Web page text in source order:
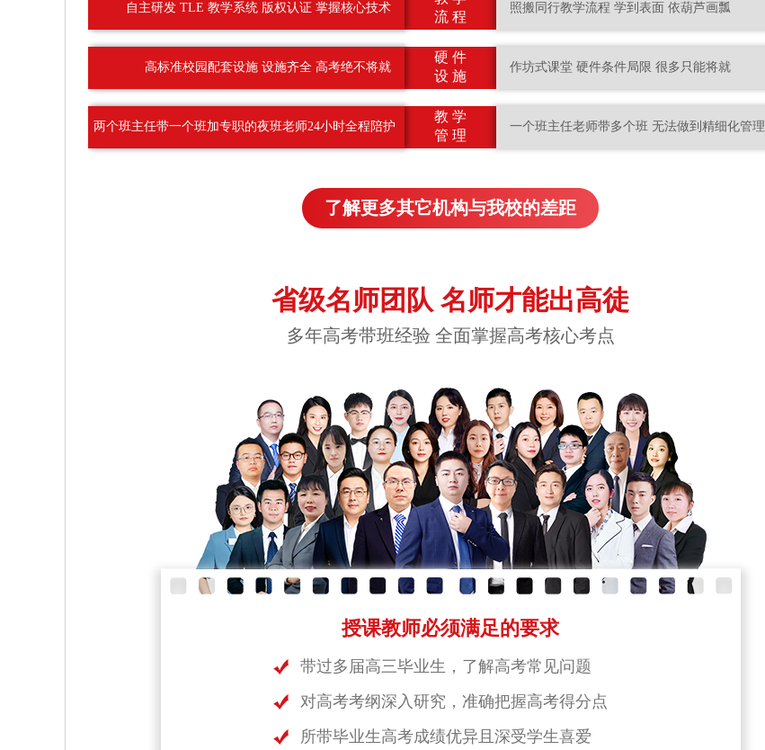
自主研发 TLE 教学系统 版权认证 掌握核心技术
高标准校园配套设施 设施齐全 高考绝不将就
两个班主任带一个班加专职的夜班老师24小时全程陪护
流 程
硬 件
设 施
教 学
管 理
照搬同行教学流程 学到表面 依葫芦画瓢
作坊式课堂 硬件条件局限 很多只能将就
一个班主任老师带多个班 无法做到精细化管理
了解更多其它机构与我校的差距
省级名师团队 名师才能出高徒
多年高考带班经验 全面掌握高考核心考点
授课教师必须满足的要求
带过多届高三毕业生，了解高考常见问题
对高考考纲深入研究，准确把握高考得分点
所带毕业生高考成绩优异且深受学生喜爱